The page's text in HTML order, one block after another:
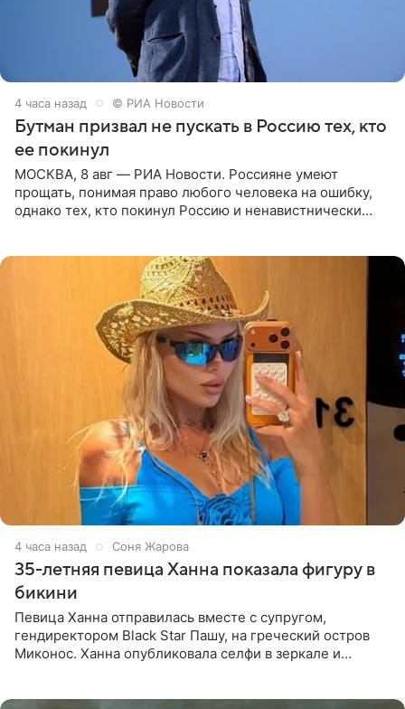
4 часа назад © РИА Новости
Бутман призвал не пускать в Россию тех, кто
ее покинул
МОСКВА, 8 авг — РИА Новости. Россияне умеют
прощать, понимая право любого человека на ошибку,
однако тех, кто покинул Россию и ненавистнически
4 часа назад Соня Жарова
35-летняя певица Ханна показала фигуру в
бикини
Певица Ханна отправилась вместе с супругом,
гендиректором Black Star Пашу, на греческий остров
Миконос. Ханна опубликовала селфи в зеркале и